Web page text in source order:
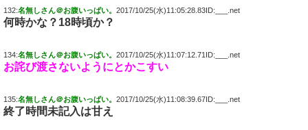
132:名無しさん＠お腹いっぱい。 2017/10/25(水)11:05:28.83ID:___.net
何時かな？18時頃か？
134:名無しさん＠お腹いっぱい。 2017/10/25(水)11:07:12.71ID:___.net
お詫び渡さないようにとかこすい
135:名無しさん＠お腹いっぱい。 2017/10/25(水)11:08:39.67ID:___.net
終了時間未記入は甘え